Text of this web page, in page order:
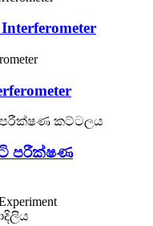
පරීක්ෂණ